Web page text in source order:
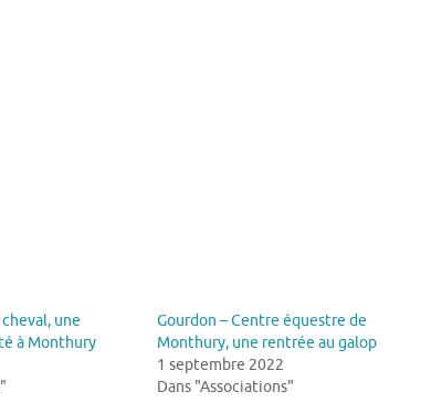
une
à Monthury
Gourdon – Centre équestre de
Monthury, une rentrée au galop
1 septembre 2022
Dans "Associations"